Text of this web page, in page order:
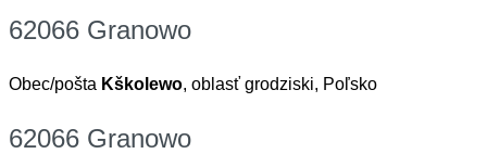
62066 Granowo
Obec/pošta Kškolewo, oblasť grodziski, Poľsko
62066 Granowo